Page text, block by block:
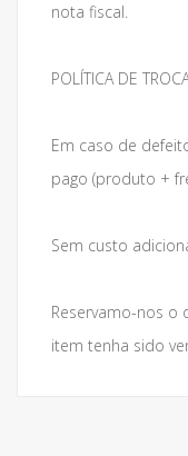
nota fiscal.
POLÍTICA DE
Em caso de
pago (produto +
Sem custo
Reservamo-nos o
item tenha sido